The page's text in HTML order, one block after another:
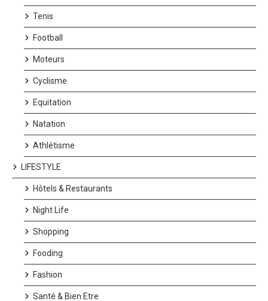
Tenis
Football
Moteurs
Cyclisme
Equitation
Natation
Athlétisme
LIFESTYLE
Hôtels & Restaurants
Night Life
Shopping
Fooding
Fashion
Santé & Bien Etre